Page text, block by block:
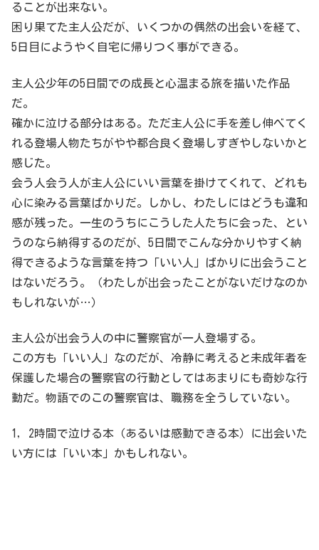
ることが出来ない。
困り果てた主人公だが、いくつかの偶然の出会いを経て、
5日目にようやく自宅に帰りつく事ができる。
主人公少年の5日間での成長と心温まる旅を描いた作品
だ。
確かに泣ける部分はある。ただ主人公に手を差し伸べてく
れる登場人物たちがやや都合良く登場しすぎやしないかと
感じた。
会う人会う人が主人公にいい言葉を掛けてくれて、どれも
心に染みる言葉ばかりだ。しかし、わたしにはどうも違和
感が残った。一生のうちにこうした人たちに会った、とい
うのなら納得するのだが、5日間でこんな分かりやすく納
得できるような言葉を持つ「いい人」ばかりに出会うこと
はないだろう。（わたしが出会ったことがないだけなのか
もしれないが…）
主人公が出会う人の中に警察官が一人登場する。
この方も「いい人」なのだが、冷静に考えると未成年者を
保護した場合の警察官の行動としてはあまりにも奇妙な行
動だ。物語でのこの警察官は、職務を全うしていない。
1，2時間で泣ける本（あるいは感動できる本）に出会いた
い方には「いい本」かもしれない。